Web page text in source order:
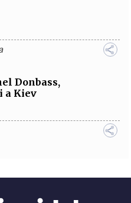
Donbass,
a Kiev